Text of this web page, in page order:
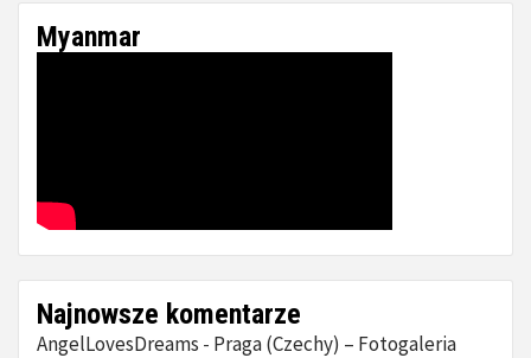
Myanmar
Najnowsze komentarze
AngelLovesDreams - Praga (Czechy) – Fotogaleria